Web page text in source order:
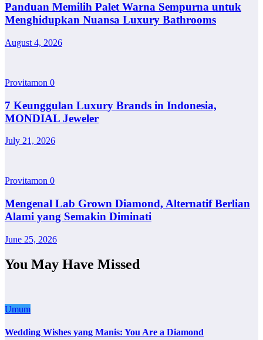
Panduan Memilih Palet Warna Sempurna untuk
Menghidupkan Nuansa Luxury Bathrooms
August 4, 2026
Provitamon 0
7 Keunggulan Luxury Brands in Indonesia,
MONDIAL Jeweler
July 21, 2026
Provitamon 0
Mengenal Lab Grown Diamond, Alternatif Berlian
Alami yang Semakin Diminati
June 25, 2026
You May Have Missed
Umum
Wedding Wishes yang Manis: You Are a Diamond